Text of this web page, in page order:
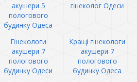
акушери 5
пологового
будинку Одеса
гінеколог Одеси
Гінекологи
акушери 7
пологового
будинку Одеси
Кращі гінекологи
акушери 7
пологового
будинку Одеса